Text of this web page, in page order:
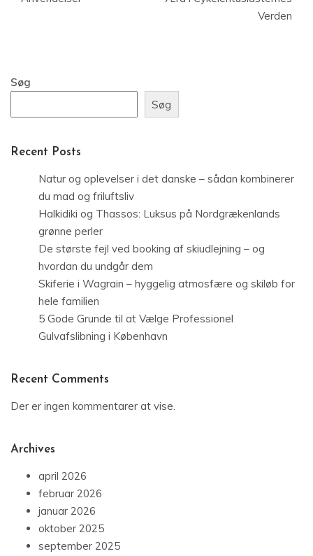
Verden
Søg
Søg
Recent Posts
Natur og oplevelser i det danske – sådan kombinerer
du mad og friluftsliv
Halkidiki og Thassos: Luksus på Nordgrækenlands
grønne perler
De største fejl ved booking af skiudlejning – og
hvordan du undgår dem
Skiferie i Wagrain – hyggelig atmosfære og skiløb for
hele familien
5 Gode Grunde til at Vælge Professionel
Gulvafslibning i København
Recent Comments
Der er ingen kommentarer at vise.
Archives
april 2026
februar 2026
januar 2026
oktober 2025
september 2025